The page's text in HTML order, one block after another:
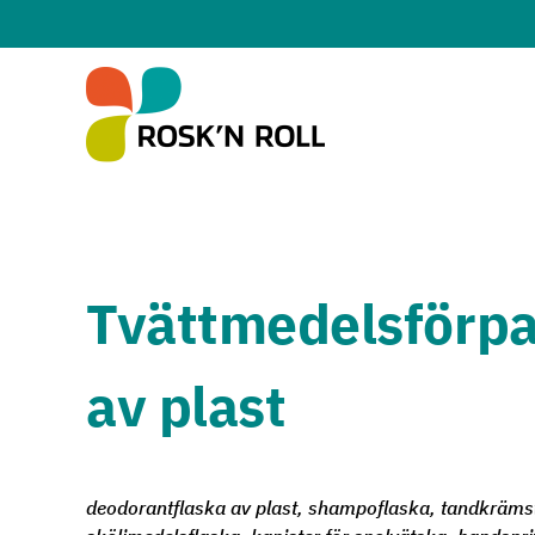
av plast
deodorantflaska av plast, shampoflaska,